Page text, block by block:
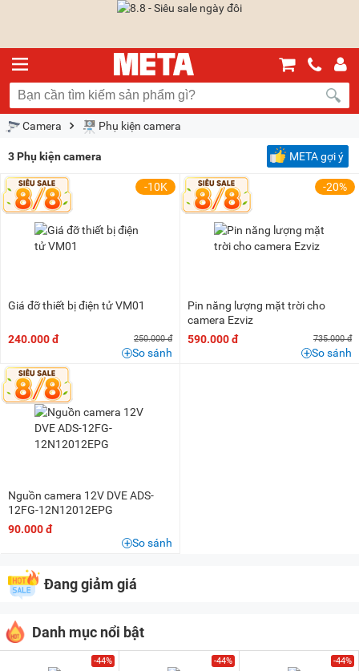
Camera Phụ kiện camera
3 Phụ kiện camera META gợi ý
-10K
Giá đỡ thiết bị điện tử VM01
240.000 đ 250.000 đ
So sánh
-20%
Pin năng lượng mặt trời cho
camera Ezviz
590.000 đ
735.000 đ
So sánh
Nguồn camera 12V DVE ADS-
12FG-12N12012EPG
90.000 đ
So sánh
Đang giảm giá
Danh mục nổi bật
-44% -44% -44%